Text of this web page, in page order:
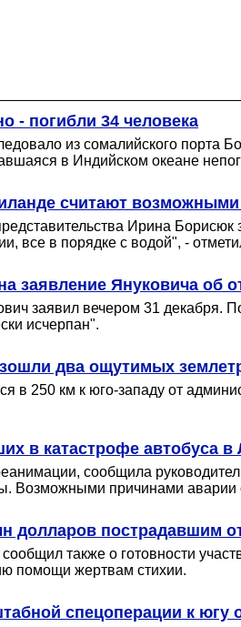
- погибли 34 человека
из сомалийского порта
в Индийском океане
считают
Ирина
все в порядке с водой", -
заявление Януковича об
заявил вечером 31 декабря.
исчерпан".
два ощутимых
в 250 км к юго-западу от
в катастрофе автобуса
сообщила
Возможными причинами аварии
долларов пострадавшим
сообщил также о готовности
помощи жертвам стихии.
спецоперации к югу